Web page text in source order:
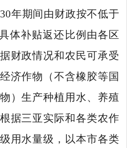
年期间由财政按不低于
体补贴返还比例由各区
财政情况和农民可承受
经济作物（不含橡胶等国
）生产种植用水、养殖
据三亚实际和各类农作
用水量级，以本市各类